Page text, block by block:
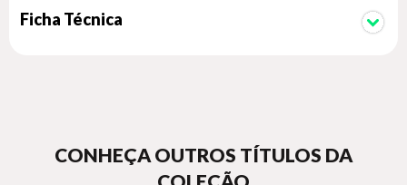
Ficha Técnica
CONHEÇA OUTROS TÍTULOS DA